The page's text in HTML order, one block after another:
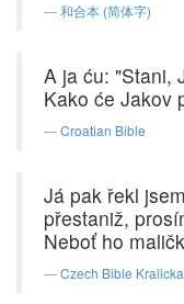
和合本 (简体字)
A ja ću: "Stani,
Kako će Jakov
Croatian Bible
Já pak řekl
přestaniž,
Neboť ho
Czech Bible Kralicka